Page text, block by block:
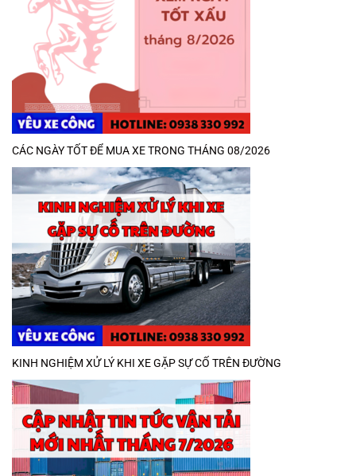
CÁC NGÀY TỐT ĐỂ MUA XE TRONG THÁNG 08/2026
KINH NGHIỆM XỬ LÝ KHI XE GẶP SỰ CỐ TRÊN ĐƯỜNG